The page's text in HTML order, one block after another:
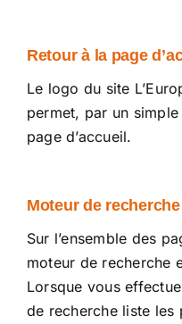
Retour à la page
Le logo du site
permet, par un
page d’accueil.
Moteur de recherche
Sur l’ensemble des
moteur de recherche
Lorsque vous
de recherche liste les